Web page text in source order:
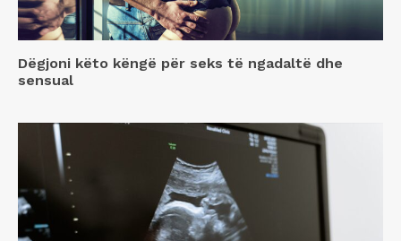
Dëgjoni këto këngë për seks të ngadaltë dhe
sensual